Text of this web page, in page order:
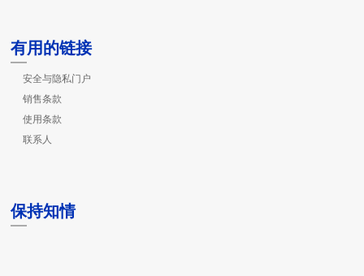
有用的链接
安全与隐私门户
销售条款
使用条款
联系人
保持知情